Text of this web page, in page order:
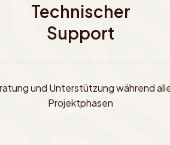
Technischer
Support
und Unterstützung während
Projektphasen